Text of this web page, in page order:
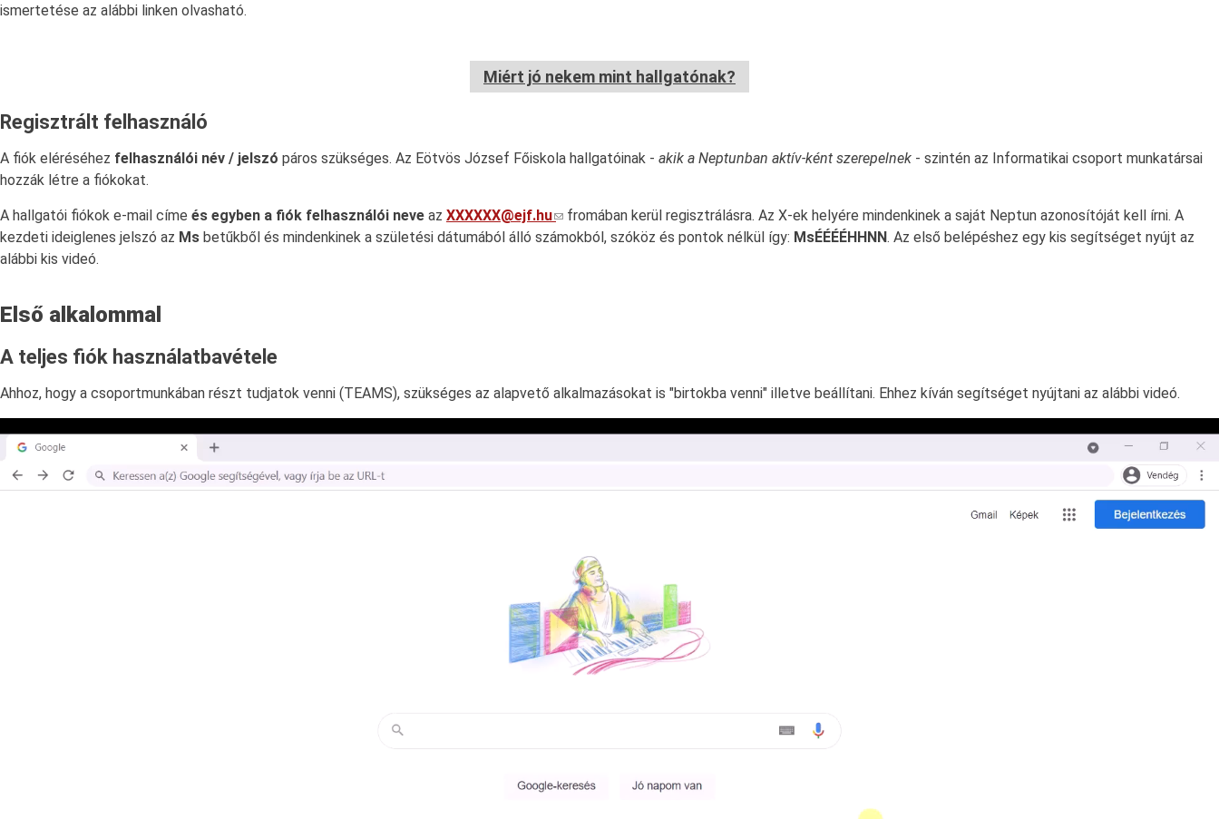
ismertetése az alábbi linken olvasható.
Miért jó nekem mint hallgatónak?
Regisztrált felhasználó
A fiók eléréséhez felhasználói név / jelszó páros szükséges. Az Eötvös József Főiskola hallgatóinak - akik a Neptunban aktív-ként szerepelnek - szintén az Informatikai csoport munkatársai
hozzák létre a fiókokat.
A hallgatói fiókok e-mail címe és egyben a fiók felhasználói neve az XXXXXX@ejf.hu
fromában kerül regisztrálásra. Az X-ek helyére mindenkinek a saját Neptun azonosítóját kell írni. A
kezdeti ideiglenes jelszó az Ms betűkből és mindenkinek a születési dátumából álló számokból, szóköz és pontok nélkül így: MsÉÉÉÉHHNN. Az első belépéshez egy kis segítséget nyújt az
alábbi kis videó.
Első alkalommal
A teljes fiók használatbavétele
Ahhoz, hogy a csoportmunkában részt tudjatok venni (TEAMS), szükséges az alapvető alkalmazásokat is "birtokba venni" illetve beállítani. Ehhez kíván segítséget nyújtani az alábbi videó.